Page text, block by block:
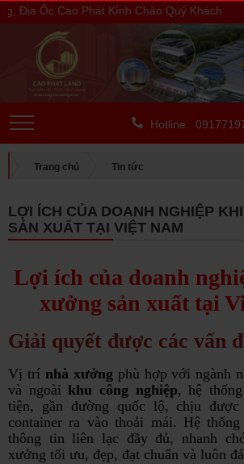
Ốc Cao Phát Kính Chào Quý Khách
Hotline:
Trang chủ Tin tức
VIỆT NAM
LỢI ÍCH CỦA DOANH NGHIỆP
SẢN XUẤT TẠI VIỆT NAM
Lợi ích của doanh
xưởng sản xuất tại
Giải quyết được các vấn
Vị trí nhà xưởng phù hợp với ngành
và ngoài khu công nghiệp, hệ
tiện, gần đường quốc lộ, chịu
container ra vào thoải mái. Hệ
thông tin liên lạc đầy đủ, nhanh
xưởng tối ưu, đẹp, đạt chuẩn và luôn